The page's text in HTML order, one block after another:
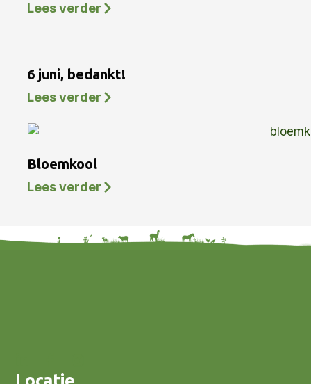
Lees verder
6 juni, bedankt!
Lees verder
Bloemkool
Lees verder